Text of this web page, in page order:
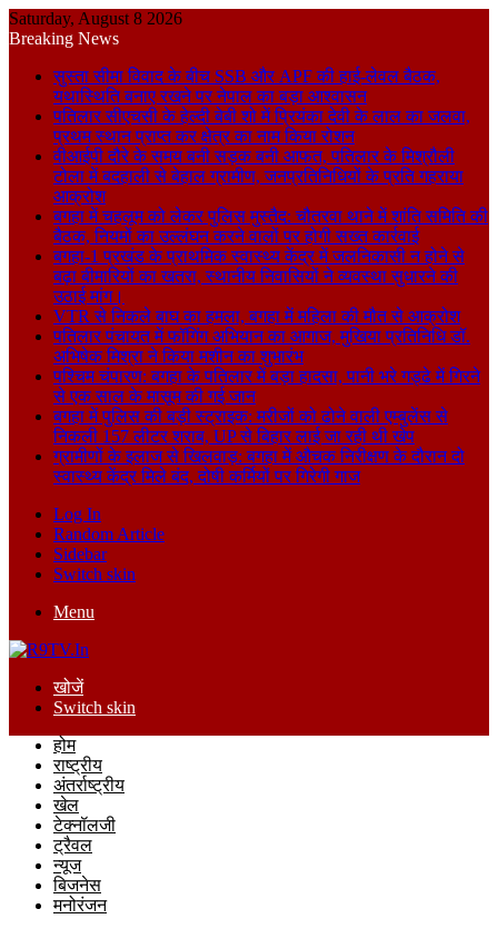
Saturday, August 8 2026
Breaking News
सुस्ता सीमा विवाद के बीच SSB और APF की हाई-लेवल बैठक,
यथास्थिति बनाए रखने पर नेपाल का बड़ा आश्वासन
पतिलार सीएचसी के हेल्दी बेबी शो में प्रियंका देवी के लाल का जलवा,
प्रथम स्थान प्राप्त कर क्षेत्र का नाम किया रोशन
वीआईपी दौरे के समय बनी सड़क बनी आफत, पतिलार के मिश्रौली
टोला में बदहाली से बेहाल ग्रामीण, जनप्रतिनिधियों के प्रति गहराया
आक्रोश
बगहा में चहलूम को लेकर पुलिस मुस्तैद: चौतरवा थाने में शांति समिति की
बैठक, नियमों का उल्लंघन करने वालों पर होगी सख्त कार्रवाई
बगहा-1 प्रखंड के प्राथमिक स्वास्थ्य केंद्र में जलनिकासी न होने से
बढ़ा बीमारियों का खतरा, स्थानीय निवासियों ने व्यवस्था सुधारने की
उठाई मांग।
VTR से निकले बाघ का हमला, बगहा में महिला की मौत से आक्रोश
पतिलार पंचायत में फॉगिंग अभियान का आगाज, मुखिया प्रतिनिधि डॉ.
अभिषेक मिश्रा ने किया मशीन का शुभारंभ
पश्चिम चंपारण: बगहा के पतिलार में बड़ा हादसा, पानी भरे गड्ढे में गिरने
से एक साल के मासूम की गई जान
बगहा में पुलिस की बड़ी स्ट्राइक: मरीजों को ढोने वाली एम्बुलेंस से
निकली 157 लीटर शराब, UP से बिहार लाई जा रही थी खेप
ग्रामीणों के इलाज से खिलवाड़: बगहा में औचक निरीक्षण के दौरान दो
स्वास्थ्य केंद्र मिले बंद, दोषी कर्मियों पर गिरेगी गाज
Log In
Random Article
Sidebar
Switch skin
Menu
खोजें
Switch skin
होम
राष्ट्रीय
अंतर्राष्ट्रीय
खेल
टेक्नॉलजी
ट्रैवल
न्यूज
बिजनेस
मनोरंजन